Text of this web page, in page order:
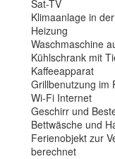
Sat-TV
Klimaanlage in
Heizung
Waschmaschine
Kühlschrank mit
Kaffeeapparat
Grillbenutzung im
Wi-Fi Internet
Geschirr und
Bettwäsche und
Ferienobjekt zur
berechnet